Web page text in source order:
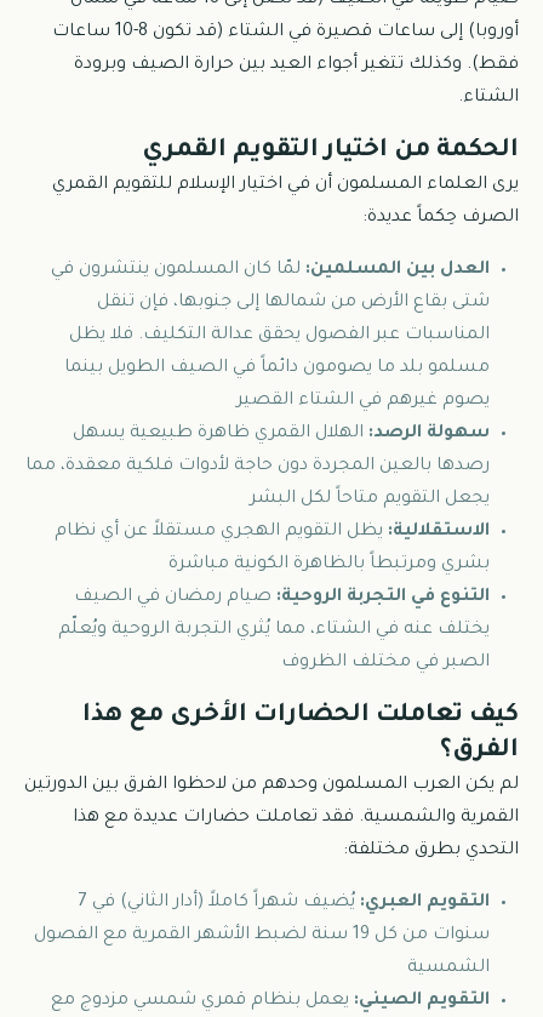
أوروبا) إلى ساعات قصيرة في الشتاء (قد تكون 8-10 ساعات
فقط). وكذلك تتغير أجواء العيد بين حرارة الصيف وبرودة
الشتاء.
الحكمة من اختيار التقويم القمري
يرى العلماء المسلمون أن في اختيار الإسلام للتقويم القمري
الصرف حِكماً عديدة:
العدل بين المسلمين: لمّا كان المسلمون ينتشرون في
شتى بقاع الأرض من شمالها إلى جنوبها، فإن تنقل
المناسبات عبر الفصول يحقق عدالة التكليف. فلا يظل
مسلمو بلد ما يصومون دائماً في الصيف الطويل بينما
يصوم غيرهم في الشتاء القصير
سهولة الرصد: الهلال القمري ظاهرة طبيعية يسهل
رصدها بالعين المجردة دون حاجة لأدوات فلكية معقدة، مما
يجعل التقويم متاحاً لكل البشر
الاستقلالية: يظل التقويم الهجري مستقلاً عن أي نظام
بشري ومرتبطاً بالظاهرة الكونية مباشرة
التنوع في التجربة الروحية: صيام رمضان في الصيف
يختلف عنه في الشتاء، مما يُثري التجربة الروحية ويُعلّم
الصبر في مختلف الظروف
كيف تعاملت الحضارات الأخرى مع هذا
الفرق؟
لم يكن العرب المسلمون وحدهم من لاحظوا الفرق بين الدورتين
القمرية والشمسية. فقد تعاملت حضارات عديدة مع هذا
التحدي بطرق مختلفة:
التقويم العبري:
يُضيف شهراً كاملاً (أدار الثاني) في 7
سنوات من كل 19 سنة لضبط الأشهر القمرية مع الفصول
الشمسية
التقويم الصيني: يعمل بنظام قمري شمسي مزدوج مع